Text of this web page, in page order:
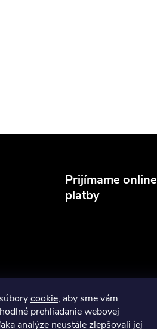
cookie, aby sme vám
prehliadanie webovej
analýze neustále zlepšovali jej
Prijímame online
platby